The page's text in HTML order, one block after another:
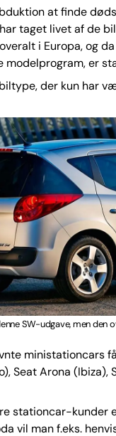
at finde
taget livet af de
i Europa, og
modelprogram, er
der kun har
SW-udgave, men den
ministationcars
Seat Arona
stationcar-kunder
vil man f.eks.